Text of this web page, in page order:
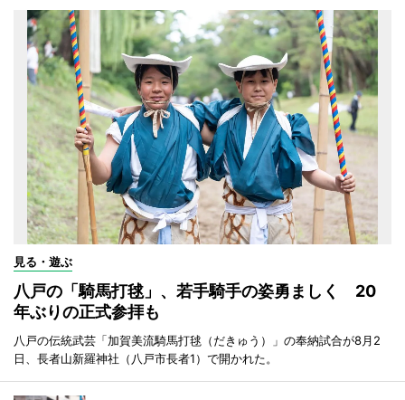
見る・遊ぶ
八戸の「騎馬打毬」、若手騎手の姿勇ましく 20
年ぶりの正式参拝も
八戸の伝統武芸「加賀美流騎馬打毬（だきゅう）」の奉納試合が8月2
日、長者山新羅神社（八戸市長者1）で開かれた。